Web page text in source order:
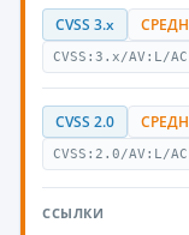
CVSS 3.x
CVSS:3.x/AV:L/
CVSS 2.0
CVSS:2.0/AV:L/
ССЫЛКИ